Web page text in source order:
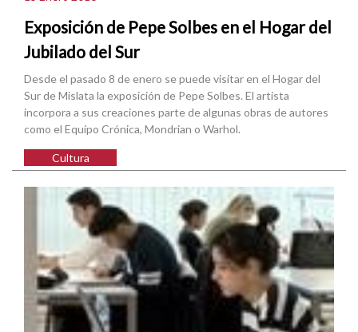
Exposición de Pepe Solbes en el Hogar del
Jubilado del Sur
Desde el pasado 8 de enero se puede visitar en el Hogar del
Sur de Mislata la exposición de Pepe Solbes. El artista
incorpora a sus creaciones parte de algunas obras de autores
como el Equipo Crónica, Mondrian o Warhol.
Cultura